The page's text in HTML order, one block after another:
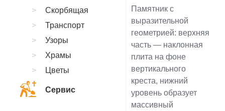
Памятник с
выразительной
геометрией: верхняя
часть — наклонная
плита на фоне
вертикального
креста, нижний
уровень образует
массивный
Скорбящая
Транспорт
Узоры
Храмы
Цветы
Сервис